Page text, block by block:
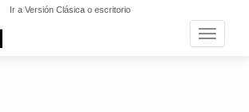
Ir a Versión Clásica o escritorio
Toggle